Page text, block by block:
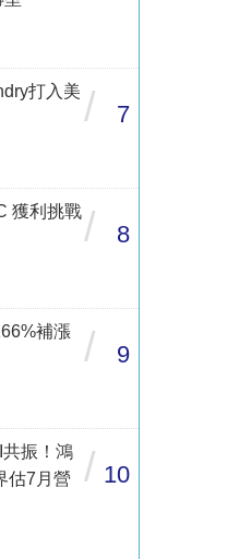
打入美 / 7
獲利挑戰/ 8
補漲
/ 9
振！鴻
估7月營
/ 10